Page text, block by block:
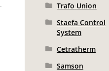
Trafo Union
Staefa Control
System
Cetratherm
Samson